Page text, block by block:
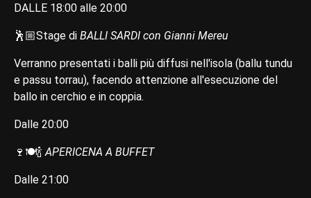
DALLE 18:00 alle 20:00
🕺🏼Stage di BALLI SARDI con Gianni Mereu
Verranno presentati i balli più diffusi nell'isola (ballu tundu
e passu torrau), facendo attenzione all'esecuzione del
ballo in cerchio e in coppia.
Dalle 20:00
🍷🍽️🍾APERICENA A BUFFET
Dalle 21:00